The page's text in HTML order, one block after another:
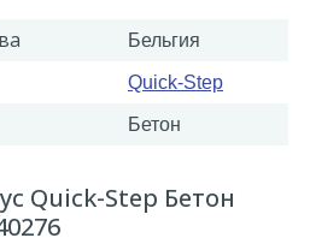
Бельгия
Quick-Step
Бетон
Quick-Step Бетон